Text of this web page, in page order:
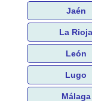
Jaén
La Rioja
León
Lugo
Málaga